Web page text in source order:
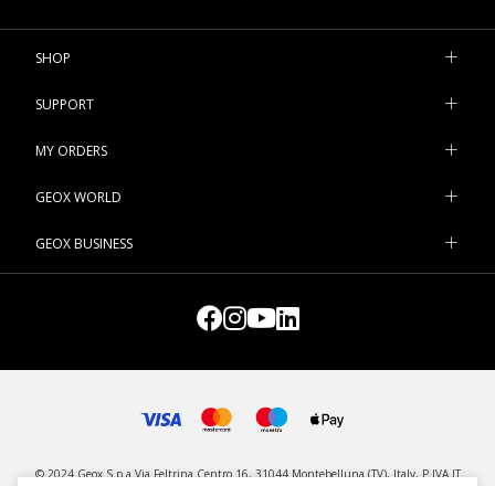
SHOP
SUPPORT
MY ORDERS
GEOX WORLD
GEOX BUSINESS
© 2024 Geox S.p.a Via Feltrina Centro 16, 31044 Montebelluna (TV), Italy, P.IVA IT